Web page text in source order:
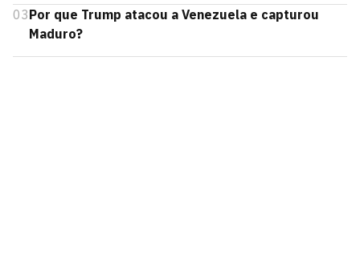
03Por que Trump atacou a Venezuela e capturou
Maduro?